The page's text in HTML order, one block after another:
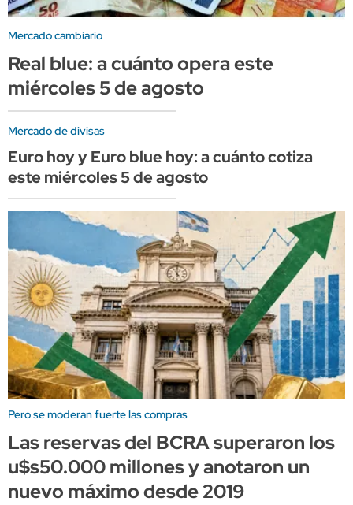
Mercado cambiario
Real blue: a cuánto opera este
miércoles 5 de agosto
Mercado de divisas
Euro hoy y Euro blue hoy: a cuánto cotiza
este miércoles 5 de agosto
Pero se moderan fuerte las compras
Las reservas del BCRA superaron los
u$s50.000 millones y anotaron un
nuevo máximo desde 2019